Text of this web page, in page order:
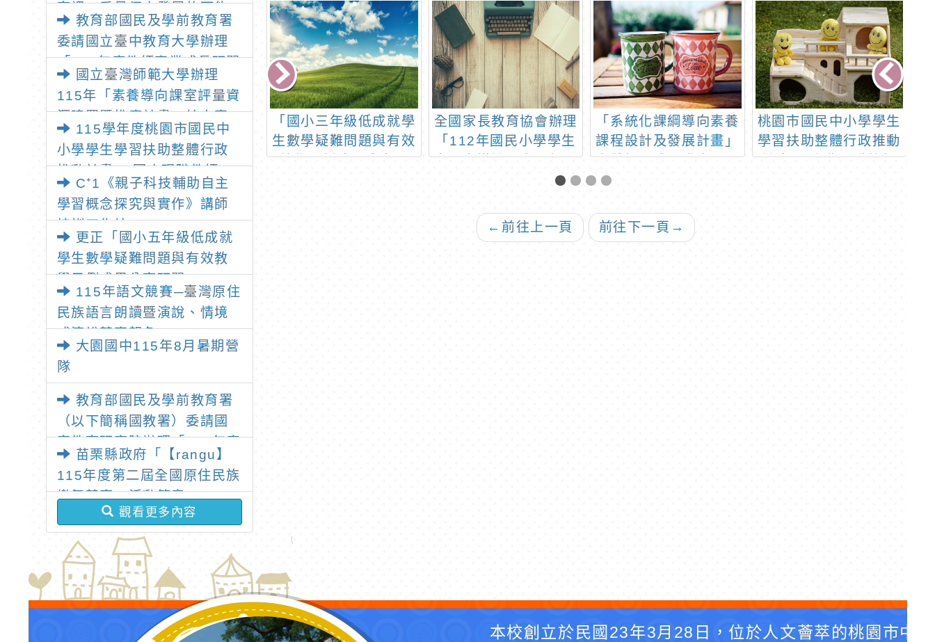
育裡，看見個人發展的可能
性」推廣講座
教育部國民及學前教育署
委請國立臺中教育大學辦理
「115年度教師專業成長研習
—「夢的N次方」實踐家論壇
（中區臺中場）」
國立臺灣師範大學辦理
115年「素養導向課室評量資
源建置暨推廣計畫」線上專
題講座之報名資訊
115學年度桃園市國民中
小學學生學習扶助整體行政
推動計畫 —國小現職教師8
小時認證研習
C⁺1《親子科技輔助自主
學習概念探究與實作》講師
培訓工作坊
更正「國小五年級低成就
學生數學疑難問題與有效教
學示例成果分享研習」
115年語文競賽─臺灣原住
民族語言朗讀暨演說、情境
式演說競賽報名
大園國中115年8月暑期營
隊
教育部國民及學前教育署
（以下簡稱國教署）委請國
家教育研究院辦理「115年度
教學基地學校各領域教師暑
假共同備課研習」
苗栗縣政府「【rangu】
115年度第二屆全國原住民族
樂舞競賽」活動簡章
觀看更多內容
桃園市國中
助「教學效能
畫(子計畫十
運作分享
大同大學「112學年度
媒體設計學系碩士班、
工業設計學系碩士班、
工業設計學系在職碩士
班、設計科學研究所博
士班考試入學」招生簡
章，鼓勵專兼任教師、
職員、同學踴躍報考進
修
「國小三年級低成就學
生數學疑難問題與有效
教學示例成果分享研
全國家長教育協會辦理
「112年國民小學學生
家長宣導說明會」相關
「系統化課綱導向素養
課程設計及發展計畫」
素養課程成果發表暨研
桃園市國民中小學學生
學習扶助整體行政推動
計畫-國小非現職教師
← 前往上一頁 前往下一頁 →
本校創立於民國23年3月28日，位於人文薈萃的桃園市中